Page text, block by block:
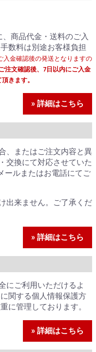
商品代金・送料のご入
数料は別途お客様負担
入金確認後の発送となりますの
注文確認後、7日以内にご入金
きます。
» 詳細はこちら
、またはご注文内容と異
交換にて対応させていた
ールまたはお電話にてご
出来ません。ご了承くだ
» 詳細はこちら
にご利用いただけるよ
関する個人情報保護方
に管理しております。
» 詳細はこちら